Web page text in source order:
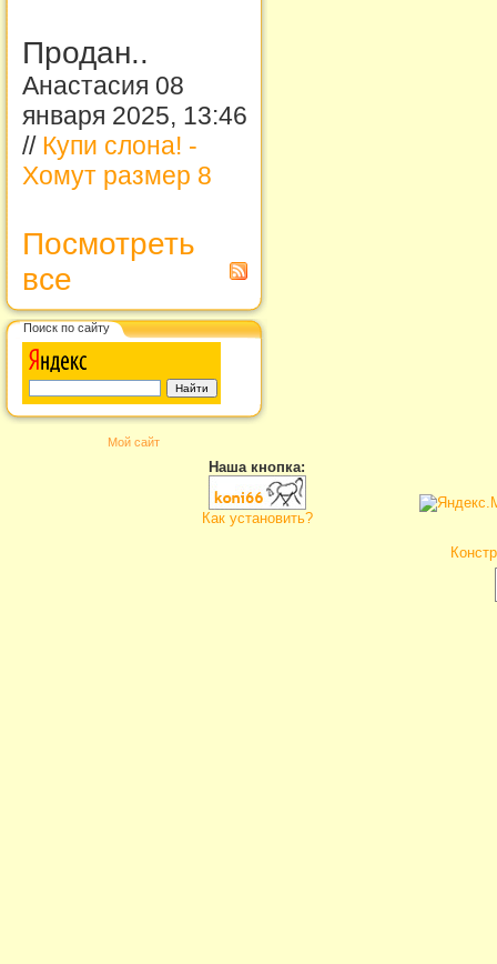
Продан..
Анастасия 08
января 2025, 13:46
// Купи слона! -
Хомут размер 8
Посмотреть
все
Поиск по сайту
Мой сайт
Наша кнопка:
Как установить?